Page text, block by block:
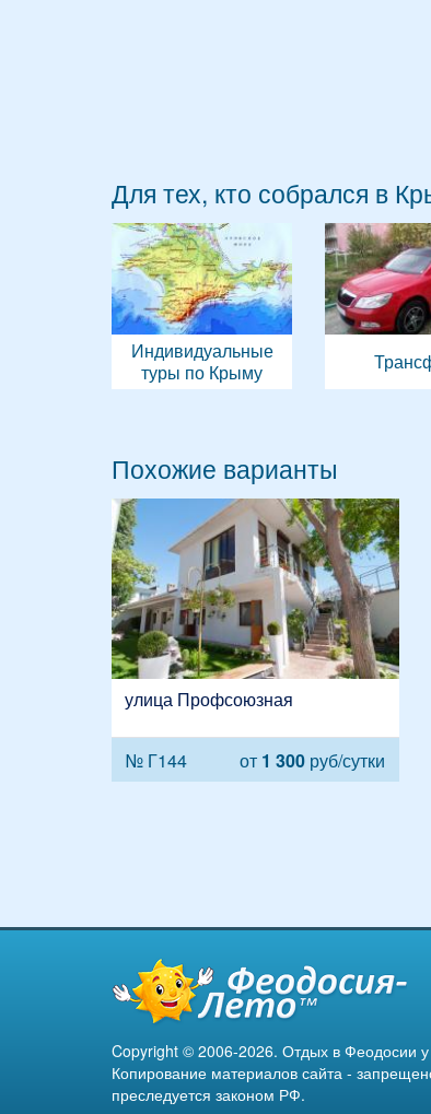
Для тех, кто собрался в
Индивидуальные
туры по Крыму
Похожие варианты
улица Профсоюзная
№ Г144 от 1 300руб/сутки
Copyright © 2006-2026. Отдых в Феодосии
Копирование материалов сайта -
преследуется законом РФ.